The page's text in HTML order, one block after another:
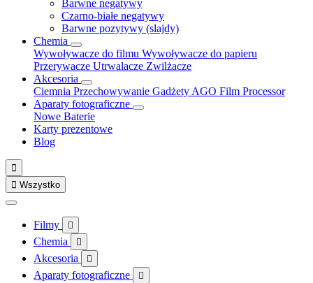
Barwne negatywy
Czarno-białe negatywy
Barwne pozytywy (slajdy)
Chemia
Wywoływacze do filmu Wywoływacze do papieru
Przerywacze Utrwalacze Zwilżacze
Akcesoria
Ciemnia Przechowywanie Gadżety AGO Film Processor
Aparaty fotograficzne
Nowe Baterie
Karty prezentowe
Blog

 Wszystko
Filmy 
Chemia 
Akcesoria 
Aparaty fotograficzne 